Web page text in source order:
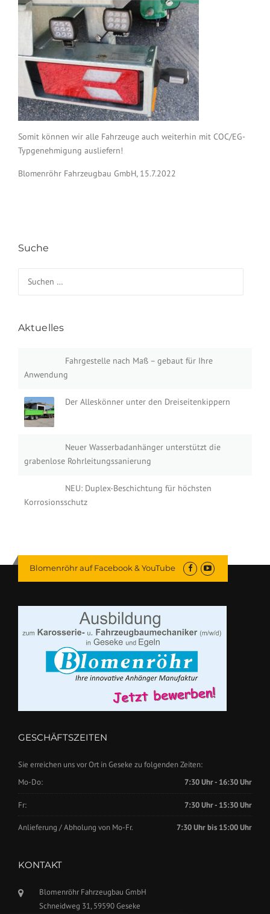
Somit können wir alle Fahrzeuge auch weiterhin mit COC/EG-
Typgenehmigung ausliefern!
Blomenröhr Fahrzeugbau GmbH, 15.7.2022
Suche
Aktuelles
Fahrgestelle nach Maß – gebaut für Ihre
Anwendung
Der Alleskönner unter den Dreiseitenkippern
Neuer Wasserbadanhänger unterstützt die
grabenlose Rohrleitungssanierung
NEU: Duplex-Beschichtung für höchsten
Korrosionsschutz
Blomenröhr auf Facebook & YouTube
GESCHÄFTSZEITEN
Sie erreichen uns vor Ort in Geseke zu folgenden Zeiten:
Mo-Do:
7:30 Uhr - 16:30 Uhr
Fr: 7:30 Uhr - 15:30 Uhr
Anlieferung / Abholung von Mo-Fr. 7:30 Uhr bis 15:00 Uhr
KONTAKT
Blomenröhr Fahrzeugbau GmbH
Schneidweg 31, 59590 Geseke